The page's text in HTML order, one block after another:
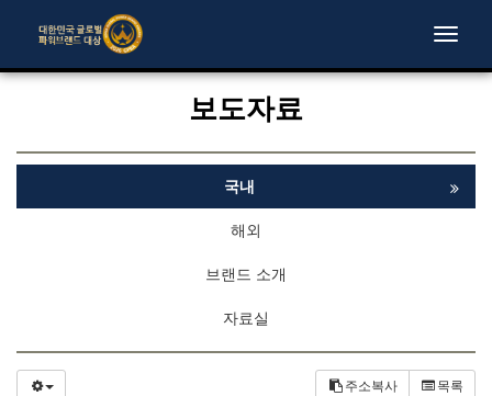
Toggle
보도자료
국내
해외
브랜드 소개
자료실
주소복사 목록